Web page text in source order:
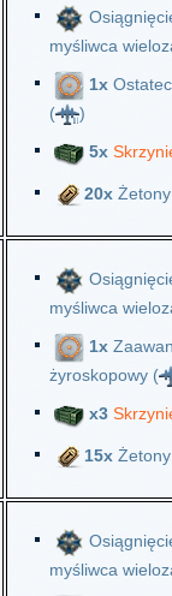
myśliwca
1x
(
)
5x
20x Żetony
myśliwca
1x
żyroskopowy (
х3
15x Żetony
myśliwca